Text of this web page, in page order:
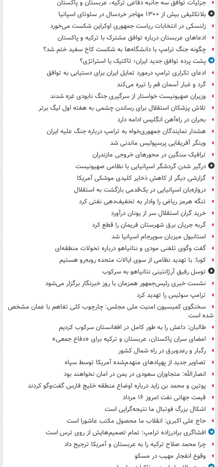
جزئیات توافق سه جانبه دفاعی ترکیه، عربستان و پاکستان
بلاتکلیفی بیش از ۱۳۰۰ مهاجر خردسال در سئوتای اسپانیا
زلنسکی در انتخابات ریاست جمهوری اوکراین شکست می‌خورد
ادعاهای عربستان درباره توافق مشترک با ترکیه و پاکستان
چگونه جنگ ترامپ با دانشگاه‌ها به شکست کاخ سفید ختم شد؟
پشت پرده توافق جدید ایران؛ تاکتیک یا استراتژی؟
ادعای تکراری ترامپ درمورد تمایل ایران برای دستیابی به توافق
گرد و غبار آسمان قم را تیره می‌کند
وزیران صهیونیست خواستار از سرگیری جنگ نابودی غزه شدند
تلاش پزشکان استقلال برای رساندن چشمی به هفته اول لیگ برتر
بحران در راه‌آهن انگلیس ادامه دارد
هشدار نمایندگان جمهوری‌خواه به ترامپ درباره جنگ علیه ایران
وینگر آفریقایی پرسپولیس ماندنی شد
ترافیک سنگین در محورهای خروجی مازندران
درگیر شدن گردشگر اسپانیایی با نظامی صهیونیست
گزارشی دیگر از کاهش ذخایر کلیدی موشکی آمریکا
دروازه‌بان اسپانیایی در یک‌قدمی بازگشت به استقلال
تنگه هرمز ریاض را وادار به تخفیف‌دهی نفتی کرد
خرید گران استقلال سر از یونان درآورد
گربه جریان برق شهرستان فریمان را قطع کرد
استانبول میزبان سوپرجام اسپانیا شد
گفت وگوی تلفنی مودی و نتانیاهو درباره تحولات منطقه‌ای
کوبا: با تهدید نظامی از سوی ایالات متحده روبه‌رو هستیم
توسل رفیق آرژانتینی نتانیاهو به سرکوب
نشست خبری رئیس‌جمهور همزمان با روز خبرنگار برگزار می‌شود
ترامپ سوئیس را تهدید کرد
سخنگوی کمیسیون امنیت ملی مجلس: چارچوب کلی تفاهم با عمان مشخص
شده است
طالبان: داعش را به طور کامل در افغانستان سرکوب کردیم
امضای سران پاکستان، عربستان و ترکیه برای «دفاع جمعی»
رگبار و رعدوبرق در راه شمال کشور
تصاویر جدید از پهپادهای منهدم‌شده آمریکا توسط سپاه
انصارالله: متجاوزان سعودی در یمن در امان نخواهند بود
پوتین و محمد بن زاید درباره اوضاع منطقه خلیج فارس گفت‌وگو کردند
قیمت جهانی نفت امروز ۱۶ مرداد
اشکال بزرگ فوتبال ما نتیجه‌گرایی است
حاج علی اکبری: انقلاب ما محصول مکتب عاشورا است
افشاگری برادرزاده ترامپ: تمام تصمیم‌هایش از روی ترس است
چرا محمد صلاح ترکیه را به عربستان و آمریکا ترجیح داد
وقوع انفجار مهیب در مسکو